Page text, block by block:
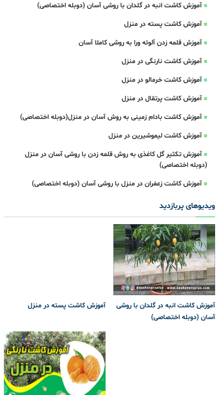
آموزش کاشت انبه در گلدان با روشی آسان (دوبله اختصاصی)
آموزش کاشت پسته در منزل
آموزش قلمه زدن آلوئه ورا به روشی کاملا آسان
آموزش کاشت نارنگی در منزل
آموزش کاشت خرمالو در منزل
آموزش کاشت پرتقال در منزل
آموزش کاشت بادام زمینی به روش آسان در منزل(دوبله اختصاصی)
آموزش کاشت لیموشیرین در منزل
آموزش تکثیر گل کاغذی به روش قلمه زدن با روشی آسان در منزل
(دوبله اختصاصی)
آموزش کاشت زعفران در منزل با روشی آسان (دوبله اختصاصی)
ویدیوهای پربازدید
آموزش کاشت انبه در گلدان با روشی
آسان (دوبله اختصاصی)
آموزش کاشت پسته در منزل